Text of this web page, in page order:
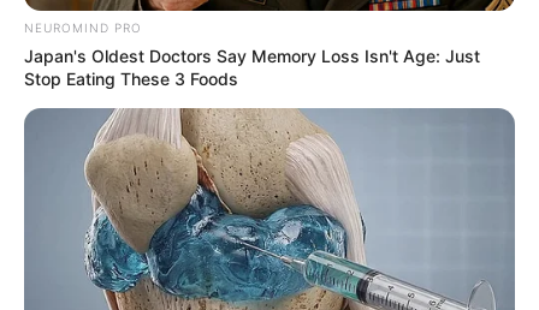
NEUROMIND PRO
Japan's Oldest Doctors Say Memory Loss Isn't Age: Just
Stop Eating These 3 Foods